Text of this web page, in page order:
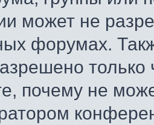
может не
форумах.
почему не